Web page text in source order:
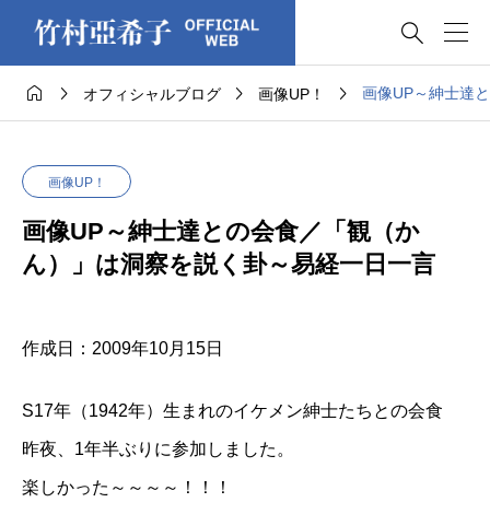

  オフィシャルブログ  画像UP！  画像UP～紳士達
画像UP！
画像UP～紳士達との会食／「観（か
ん）」は洞察を説く卦～易経一日一言
作成日：2009年10月15日
S17年（1942年）生まれのイケメン紳士たちとの会食
昨夜、1年半ぶりに参加しました。
楽しかった～～～～！！！